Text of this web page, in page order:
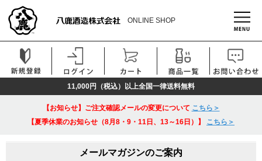
ONLINE SHOP
11,000円（税込）以上全国一律送料無料
【お知らせ】ご注文確認メールの変更について こちら＞
【夏季休業のお知らせ（8月8・9・11日、13～16日）】
こちら＞
メールマガジンのご案内